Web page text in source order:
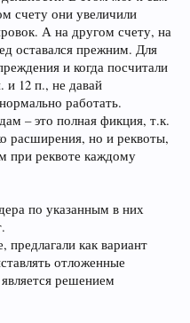
счету они увеличили
А на другом счету, на
оставался прежним. Для
и когда посчитали
12 п., не давай
работать.
– это полная фикция, т.к.
расширения, но и реквоты,
при реквоте каждому
по указанным в них
как вариант
отложенные
решением